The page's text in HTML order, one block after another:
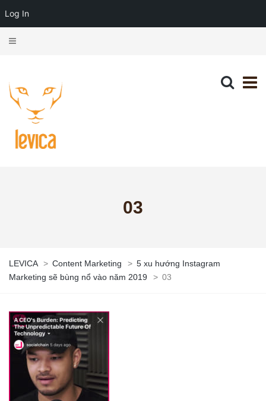
03
LEVICA > Content Marketing > 5 xu hướng Instagram
Marketing sẽ bùng nổ vào năm 2019
> 03
Log In